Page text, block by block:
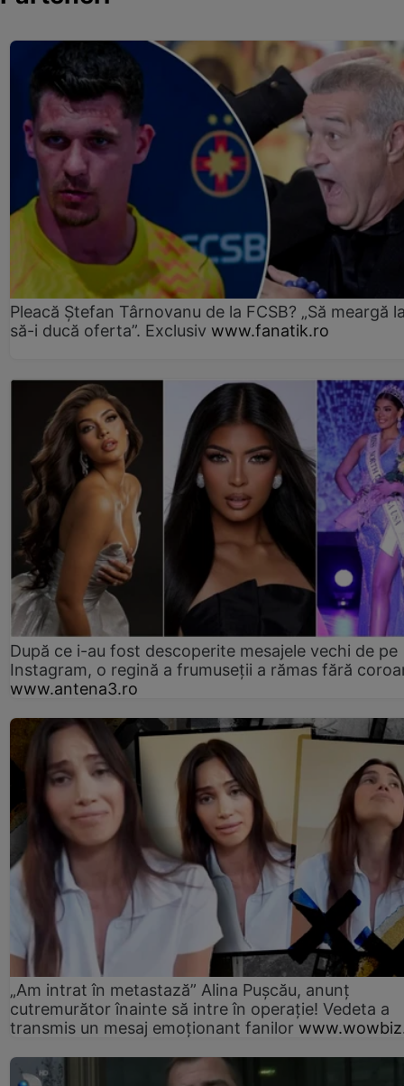
Pleacă Ștefan Târnovanu de la FCSB? „Să meargă
să-i ducă oferta”. Exclusiv www.fanatik.ro
După ce i-au fost descoperite mesajele vechi de pe
Instagram, o regină a frumuseții a rămas fără
www.antena3.ro
„Am intrat în metastază” Alina Pușcău, anunț
cutremurător înainte să intre în operație! Vedeta a
transmis un mesaj emoționant fanilor